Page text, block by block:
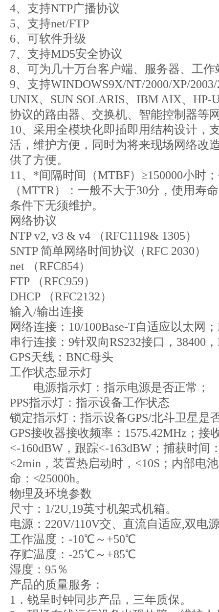
4、支持NTP广播协议
5、支持net/FTP
6、可软件升级
7、支持MD5安全协议
8、可为几十万台客户端、服务器、工
9、支持WINDOWS9X/NT/2000/XP/
UNIX、SUN SOLARIS、IBM AIX、HP-
协议的路由器、交换机、智能控制器等
10、采用全模块化即插即用结构设计，
活，维护方便，同时为将来现场网络改
供了方便。
11、*间隔时间（MTBF）≥150000小时
（MTTR）：一般不大于30分，使用寿
条件下无须维护。
网络协议
NTP v2, v3 & v4 （RFC1119& 1305）
SNTP 简单网络时间协议（RFC 2030）
net （RFC854）
FTP （RFC959）
DHCP （RFC2132）
输入/输出连接
网络连接：10/100Base-T自适应以太网；
串行连接：9针双向RS232接口，38400
GPS天线：BNC母头
工作状态显示灯
电源指示灯：指示电源是否正常；
PPS指示灯：指示设备工作状态
锁定指示灯：指示设备GPS/北斗卫星是
GPS接收器接收频率：1575.42MHz；接
<-160dBW，跟踪<-163dBW；捕获时间
<2min，装置热启动时，<10S；内部电
命：≮25000h。
物理及环境参数
尺寸：1/2U,19英寸机架式机箱。
电源：220V/110V交、直流自适应,双电
工作温度：-10℃～+50℃
存贮温度：-25℃～+85℃
湿度：95％
产品的质量服务：
1．锐呈时钟同步产品，三年质保。